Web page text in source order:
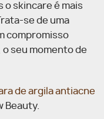
o skincare é mais
se de uma
compromisso
seu momento de
de argila antiacne
Beauty.